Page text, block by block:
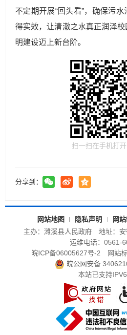
不定期开展“回头看”，确保污
得实效，让清澈之水真正润泽
明建设迈上新台阶。
扫一扫在手机打
分享到：
网站地图 隐私声明 网
主办：濉溪县人民政府
地址：
运维电话：0561-
皖ICP备06005627号-2
网站
皖公网安备
本站已支持